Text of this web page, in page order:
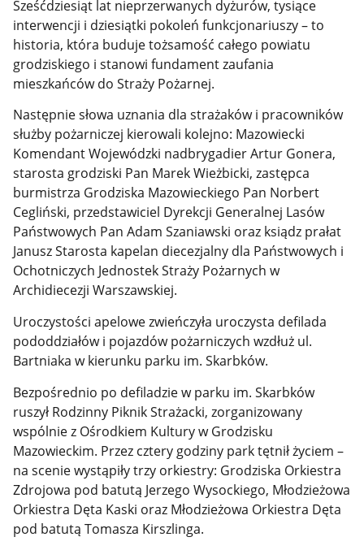
Sześćdziesiąt lat nieprzerwanych dyżurów, tysiące
interwencji i dziesiątki pokoleń funkcjonariuszy – to
historia, która buduje tożsamość całego powiatu
grodziskiego i stanowi fundament zaufania
mieszkańców do Straży Pożarnej.
Następnie słowa uznania dla strażaków i pracowników
służby pożarniczej kierowali kolejno: Mazowiecki
Komendant Wojewódzki nadbrygadier Artur Gonera,
starosta grodziski Pan Marek Wieżbicki, zastępca
burmistrza Grodziska Mazowieckiego Pan Norbert
Cegliński, przedstawiciel Dyrekcji Generalnej Lasów
Państwowych Pan Adam Szaniawski oraz ksiądz prałat
Janusz Starosta kapelan diecezjalny dla Państwowych i
Ochotniczych Jednostek Straży Pożarnych w
Archidiecezji Warszawskiej.
Uroczystości apelowe zwieńczyła uroczysta defilada
pododdziałów i pojazdów pożarniczych wzdłuż ul.
Bartniaka w kierunku parku im. Skarbków.
Bezpośrednio po defiladzie w parku im. Skarbków
ruszył Rodzinny Piknik Strażacki, zorganizowany
wspólnie z Ośrodkiem Kultury w Grodzisku
Mazowieckim. Przez cztery godziny park tętnił życiem –
na scenie wystąpiły trzy orkiestry: Grodziska Orkiestra
Zdrojowa pod batutą Jerzego Wysockiego, Młodzieżowa
Orkiestra Dęta Kaski oraz Młodzieżowa Orkiestra Dęta
pod batutą Tomasza Kirszlinga.